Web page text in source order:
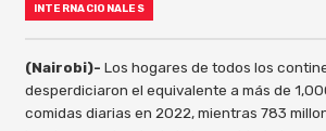
INTERNACIONALES
(Nairobi)- Los hogares de todos los
desperdiciaron el equivalente a más de
comidas diarias en 2022, mientras 783